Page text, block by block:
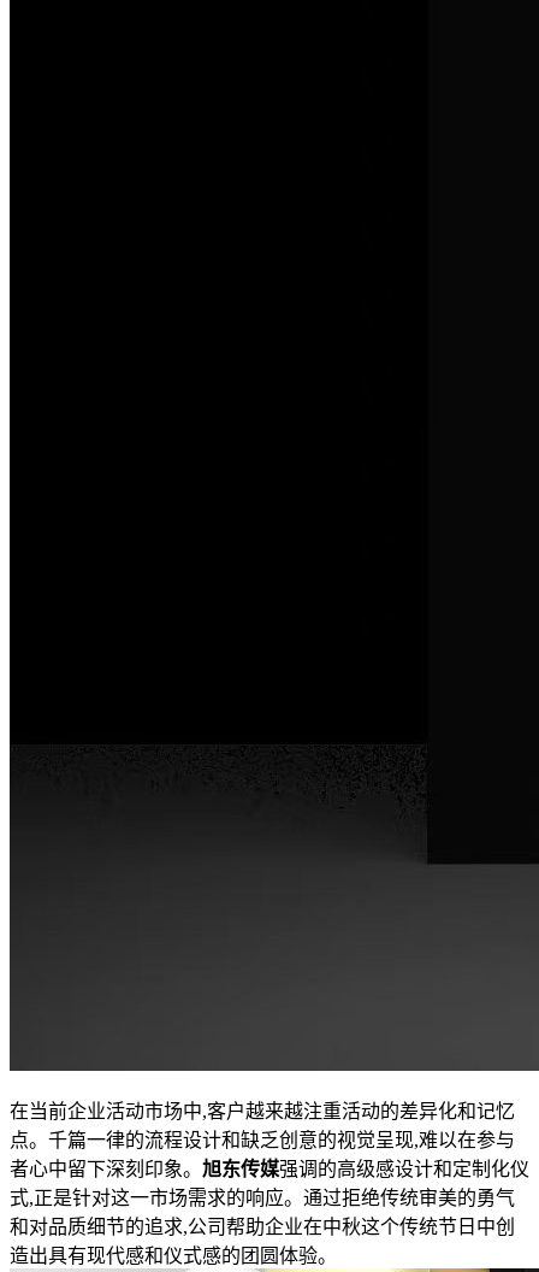
在当前企业活动市场中,客户越来越注重活动的差异化和记忆
点。千篇一律的流程设计和缺乏创意的视觉呈现,难以在参与
者心中留下深刻印象。 旭东传媒强调的高级感设计和定制化仪
式,正是针对这一市场需求的响应。通过拒绝传统审美的勇气
和对品质细节的追求,公司帮助企业在中秋这个传统节日中创
造出具有现代感和仪式感的团圆体验。